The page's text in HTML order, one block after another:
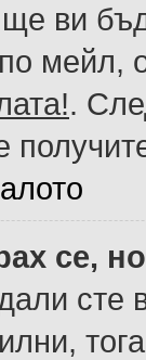
ще ви
мейл,
.
се,
сте